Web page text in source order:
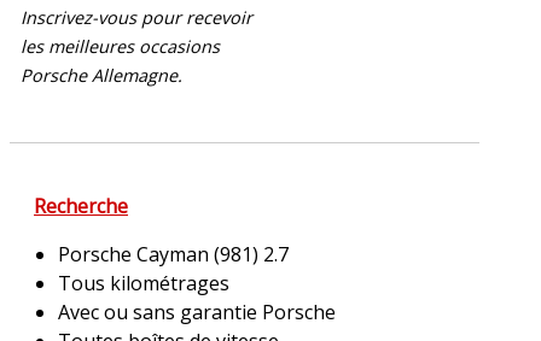
Inscrivez-vous pour recevoir
les meilleures occasions
Porsche Allemagne.
Recherche
Porsche Cayman (981) 2.7
Tous kilométrages
Avec ou sans garantie Porsche